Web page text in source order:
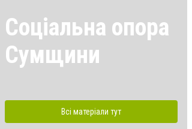
Соціальна опора
Сумщини
Всі матеріали тут